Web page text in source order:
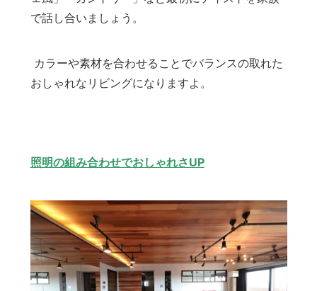
で話し合いましょう。
カラーや素材を合わせることでバランスの取れた
おしゃれなリビングになりますよ。
照明の組み合わせでおしゃれさUP